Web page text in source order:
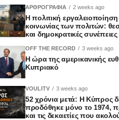
ΑΡΘΡΟΓΡΑΦΙΑ 2 weeks ago
Η πολιτική εργαλειοποίηση
κοινωνίας των πολιτών:
και δημοκρατικές συνέπειες
OFF THE RECORD 3 weeks ago
Η ώρα της αμερικανικής
Κυπριακό
VOULITV 3 weeks ago
52 χρόνια μετά: Η Κύπρος
προδόθηκε μόνο το 1974,
και τις δεκαετίες που